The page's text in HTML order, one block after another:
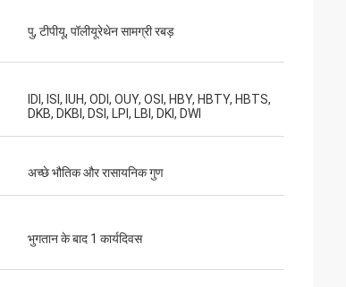
पु, टीपीयू, पॉलीयूरेथेन सामग्री रबड़
IDI, ISI, IUH, ODI, OUY, OSI, HBY, HBTY, HBTS,
DKB, DKBI, DSI, LPI, LBI, DKI, DWI
अच्छे भौतिक और रासायनिक गुण
भुगतान के बाद 1 कार्यदिवस